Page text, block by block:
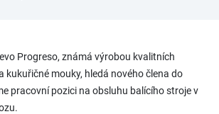
Progreso, známá výrobou kvalitních
kukuřičné mouky, hledá nového člena do
pracovní pozici na obsluhu balícího stroje v